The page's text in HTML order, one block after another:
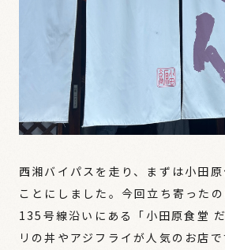
西湘バイパスを走り、まずは小田
ことにしました。今回立ち寄った
135号線沿いにある「小田原食堂
リの丼やアジフライが人気のお店